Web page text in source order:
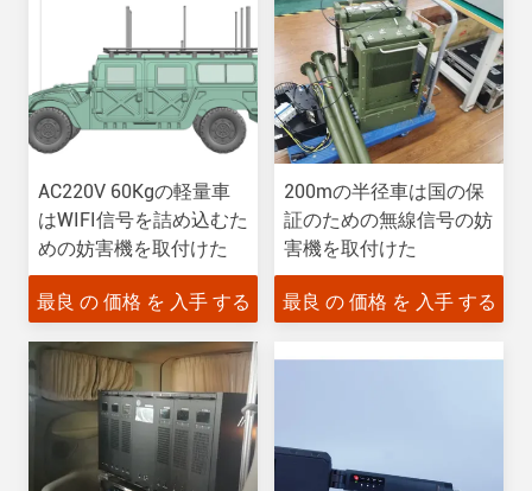
AC220V 60Kgの軽量車
はWIFI信号を詰め込むた
めの妨害機を取付けた
最良 の 価格 を 入手 する
200mの半径車は国の保
証のための無線信号の妨
害機を取付けた
最良 の 価格 を 入手 する